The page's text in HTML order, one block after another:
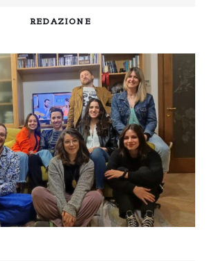
REDAZIONE